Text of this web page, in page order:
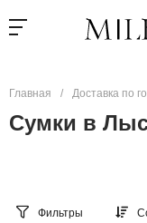
Главная / Доставка по
Сумки в
Фильтры